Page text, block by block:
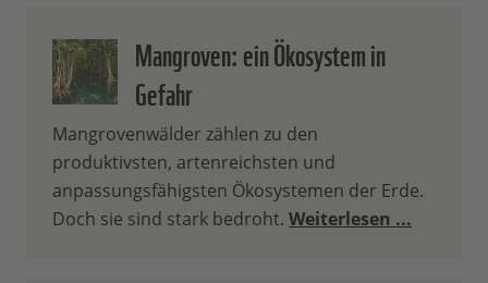
Mangroven: ein Ökosystem in
Gefahr
Mangrovenwälder zählen zu den
produktivsten, artenreichsten und
anpassungsfähigsten Ökosystemen der Erde.
Doch sie sind stark bedroht. Weiterlesen ...